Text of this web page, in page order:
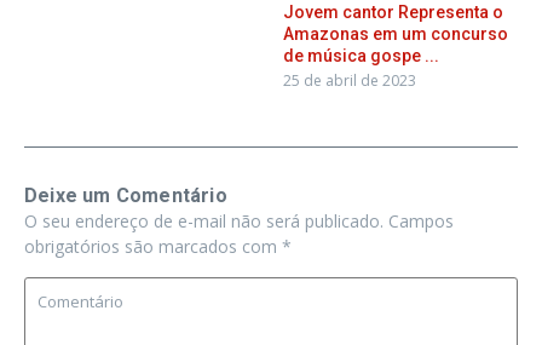
Jovem cantor Representa o
Amazonas em um concurso
de música gospe ...
25 de abril de 2023
Deixe um Comentário
O seu endereço de e-mail não será publicado. Campos
obrigatórios são marcados com *